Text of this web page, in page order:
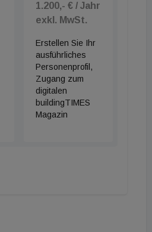
1.200,- € / Jahr
exkl. MwSt.
Erstellen Sie Ihr
ausführliches
Personenprofil,
Zugang zum
digitalen
buildingTIMES
Magazin